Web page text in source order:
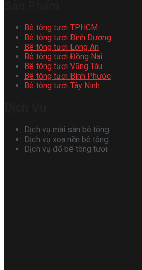
Bê tông tươi TPHCM
Bê tông tươi Bình Dương
Bê tông tươi Long An
Bê tông tươi Đồng Nai
Bê tông tươi Vũng Tàu
Bê tông tươi Bình Phước
Bê tông tươi Tây Ninh
Dịch vụ mài sàn bê tông
Dịch vụ xoa nền bê tông
Dịch vụ đổ bê tông tươi